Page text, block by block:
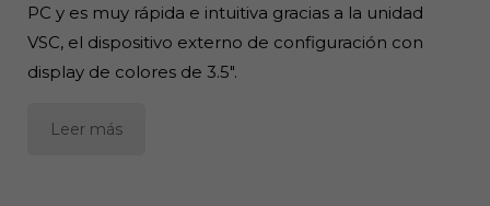
PC y es muy rápida e intuitiva gracias a la unidad
VSC, el dispositivo externo de configuración con
display de colores de 3.5″.
Leer más